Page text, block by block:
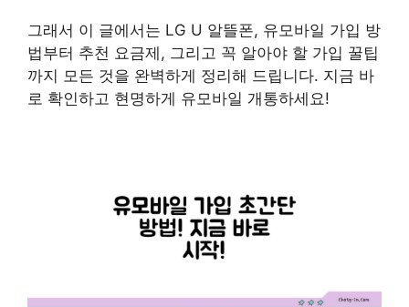
그래서 이 글에서는 LG U 알뜰폰, 유모바일 가입 방
법부터 추천 요금제, 그리고 꼭 알아야 할 가입 꿀팁
까지 모든 것을 완벽하게 정리해 드립니다. 지금 바
로 확인하고 현명하게 유모바일 개통하세요!